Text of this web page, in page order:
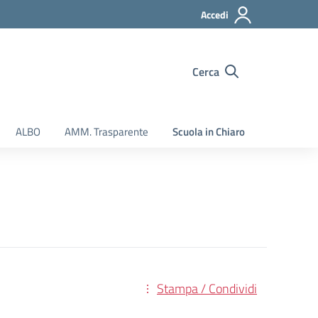
Accedi
Cerca
ALBO AMM. Trasparente Scuola in Chiaro
Stampa / Condividi